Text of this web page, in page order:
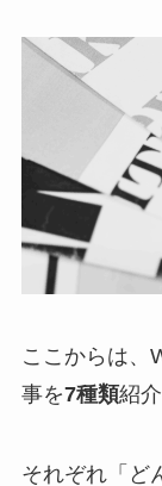
ここからは、
事を7種類紹
それぞれ「ど